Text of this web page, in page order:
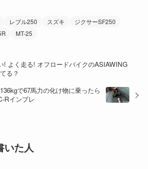
(27) (41)
(4)
(1)
レブル250 スズキ
ジクサーSF250
MT-25
! よく走る! オフロードバイクのASIAWING
る？
で67馬力の化け物に乗ったら
Rインプレ
いた人